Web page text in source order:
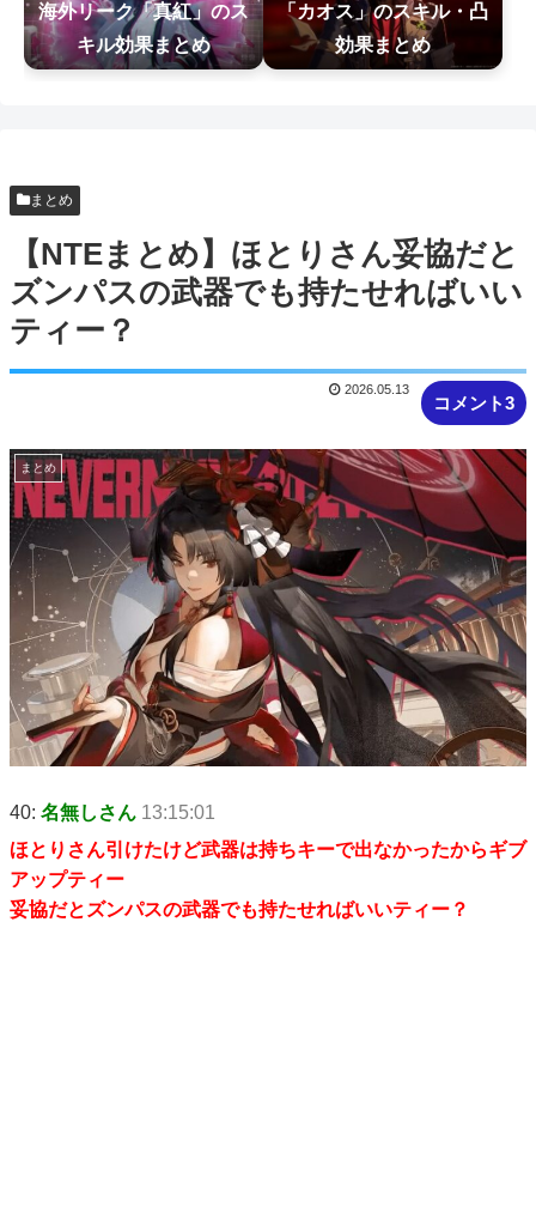
CV石川由依、良キャラ多過ぎ問題ｗｗ
【NTEまとめ】絆プレゼント安いやつは400で基本
エバ
海外リーク「真紅」のス
キル効果まとめ
「カオス」のスキル・凸
効果まとめ
まとめ
【NTEまとめ】ほとりさん妥協だと
ズンパスの武器でも持たせればいい
ティー？
コメント3
2026.05.13
まとめ
40: 名無しさん 13:15:01
ほとりさん引けたけど武器は持ちキーで出なかったからギブ
アップティー
妥協だとズンパスの武器でも持たせればいいティー？